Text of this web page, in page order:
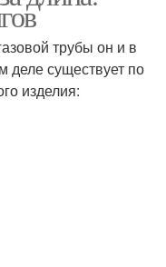
трубы
Трубы к газовой
трубы он и в
деле существует по
изделия: